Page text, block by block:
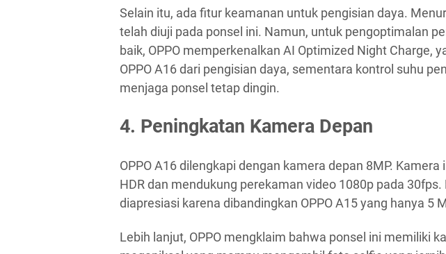
Selain itu, ada fitur keamanan untuk pengisian daya.
telah diuji pada ponsel ini. Namun, untuk pengoptimalan
baik, OPPO memperkenalkan AI Optimized Night Charge,
OPPO A16 dari pengisian daya, sementara kontrol suhu
menjaga ponsel tetap dingin.
4. Peningkatan Kamera Depan
OPPO A16 dilengkapi dengan kamera depan 8MP.
HDR dan mendukung perekaman video 1080p pada
diapresiasi karena dibandingkan OPPO A15 yang hanya 5
Lebih lanjut, OPPO mengklaim bahwa ponsel ini memiliki